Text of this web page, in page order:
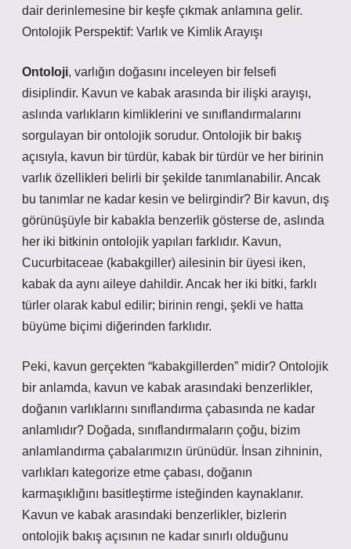
dair derinlemesine bir keşfe çıkmak anlamına gelir.
Ontolojik Perspektif: Varlık ve Kimlik Arayışı
Ontoloji, varlığın doğasını inceleyen bir felsefi
disiplindir. Kavun ve kabak arasında bir ilişki arayışı,
aslında varlıkların kimliklerini ve sınıflandırmalarını
sorgulayan bir ontolojik sorudur. Ontolojik bir bakış
açısıyla, kavun bir türdür, kabak bir türdür ve her birinin
varlık özellikleri belirli bir şekilde tanımlanabilir. Ancak
bu tanımlar ne kadar kesin ve belirgindir? Bir kavun, dış
görünüşüyle bir kabakla benzerlik gösterse de, aslında
her iki bitkinin ontolojik yapıları farklıdır. Kavun,
Cucurbitaceae (kabakgiller) ailesinin bir üyesi iken,
kabak da aynı aileye dahildir. Ancak her iki bitki, farklı
türler olarak kabul edilir; birinin rengi, şekli ve hatta
büyüme biçimi diğerinden farklıdır.
Peki, kavun gerçekten “kabakgillerden” midir? Ontolojik
bir anlamda, kavun ve kabak arasındaki benzerlikler,
doğanın varlıklarını sınıflandırma çabasında ne kadar
anlamlıdır? Doğada, sınıflandırmaların çoğu, bizim
anlamlandırma çabalarımızın ürünüdür. İnsan zihninin,
varlıkları kategorize etme çabası, doğanın
karmaşıklığını basitleştirme isteğinden kaynaklanır.
Kavun ve kabak arasındaki benzerlikler, bizlerin
ontolojik bakış açısının ne kadar sınırlı olduğunu